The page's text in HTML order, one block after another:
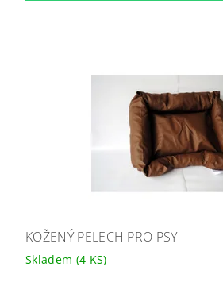
KOŽENÝ PELECH PRO PSY
Skladem (4 KS)